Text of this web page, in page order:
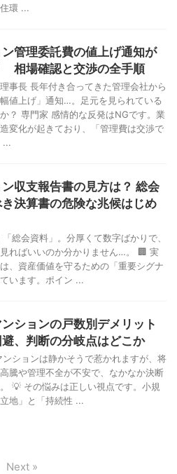
環 ...
管理委託費の値上げ通知が
相場確認と交渉の全手順
事長 長年付き合ってきた管理会社から
値上げ」通知…。足元を見られている
？ 専門家 感情的な反発はNGです。業
変化が起きており、「管理費は交渉で
...
収支報告書の見方は？ 総会
決算書の危険な兆候はじめ
総会資料」。分厚くて数字ばかりで、
ればいいのか分かりません…。 🏢 実
、資産価値を守るための「重要シグナ
います。ポイン ...
ションの戸数別デメリット
避、判断の分岐点はどこか
ンションは静かそうで惹かれますが、将
騰や管理不全が不安で、なかなか決断
💡 その悩みは正しい視点です。小規
地」と「持続性 ...
Next »